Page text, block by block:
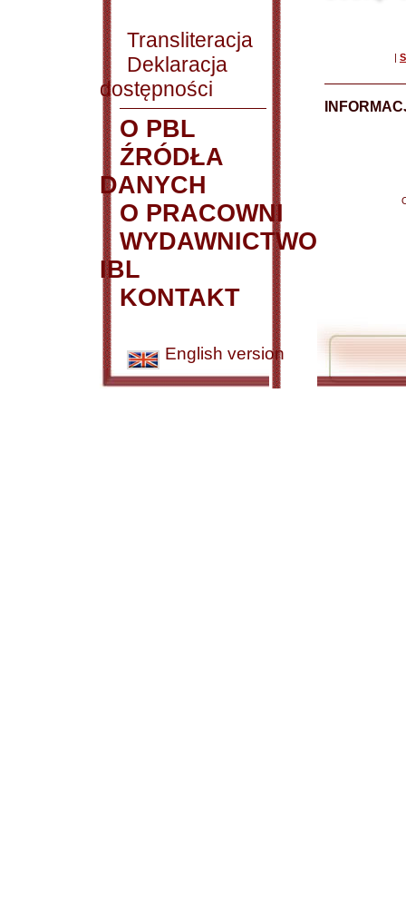
Transliteracja
Deklaracja
dostępności
O PBL
ŹRÓDŁA
DANYCH
O PRACOWNI
WYDAWNICTWO
IBL
KONTAKT
English version
|